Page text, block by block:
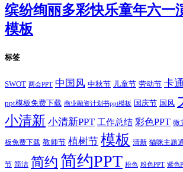
缤纷绚丽多彩快乐童年六一
模板
标签
SWOT 两会PPT 中国风 中秋节 儿童节 劳动节 卡通
ppt模板免费下载 商业融资计划书ppt模板 国庆节 国风
小清新 小清新PPT 工作总结 彩色PPT 微
板免费下载 教师节 植树节 模板 清新 猫咪主题
节 简洁 简约 简约PPT 粉色 粉色PPT 紫色